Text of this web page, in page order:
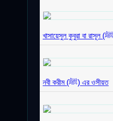
নবী করীম (ﷺ) এর ওসীয়ত